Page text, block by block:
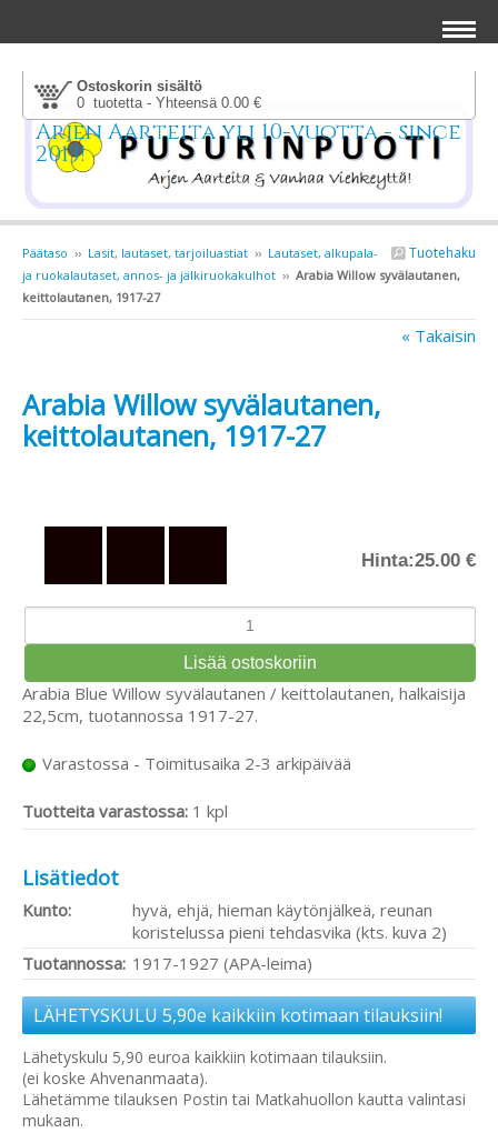
Ostoskorin sisältö
0 tuotetta - Yhteensä 0.00 €
Arjen Aarteita yli 10-vuotta - since
2013!
Tuotehaku
Päätaso ›› Lasit, lautaset, tarjoiluastiat ›› Lautaset, alkupala-
ja ruokalautaset, annos- ja jälkiruokakulhot ›› Arabia Willow syvälautanen,
keittolautanen, 1917-27
« Takaisin
Arabia Willow syvälautanen,
keittolautanen, 1917-27
Hinta:25.00 €
Arabia Blue Willow syvälautanen / keittolautanen, halkaisija
22,5cm, tuotannossa 1917-27.
Varastossa - Toimitusaika 2-3 arkipäivää
Tuotteita varastossa: 1 kpl
Lisätiedot
Kunto:
hyvä, ehjä, hieman käytönjälkeä, reunan
koristelussa pieni tehdasvika (kts. kuva 2)
Tuotannossa: 1917-1927 (APA-leima)
LÄHETYSKULU 5,90e kaikkiin kotimaan tilauksiin!
Lähetyskulu 5,90 euroa kaikkiin kotimaan tilauksiin.
(ei koske Ahvenanmaata).
Lähetämme tilauksen Postin tai Matkahuollon kautta valintasi
mukaan.